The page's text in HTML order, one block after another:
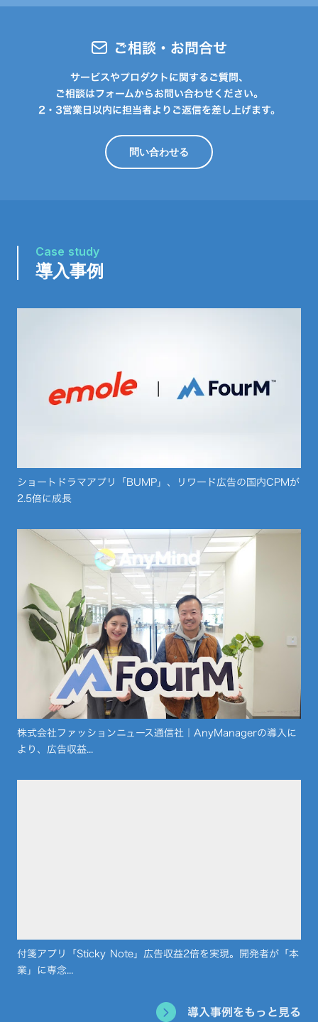
ご相談・お問合せ
サービスやプロダクトに関するご質問、
ご相談はフォームからお問い合わせください。
2・3営業日以内に担当者よりご返信を差し上げます。
問い合わせる
Case study
導入事例
ショートドラマアプリ「BUMP」、リワード広告の国内CPMが
2.5倍に成長
株式会社ファッションニュース通信社｜AnyManagerの導入に
より、広告収益...
付箋アプリ「Sticky Note」広告収益2倍を実現。開発者が「本
業」に専念...
導入事例をもっと見る